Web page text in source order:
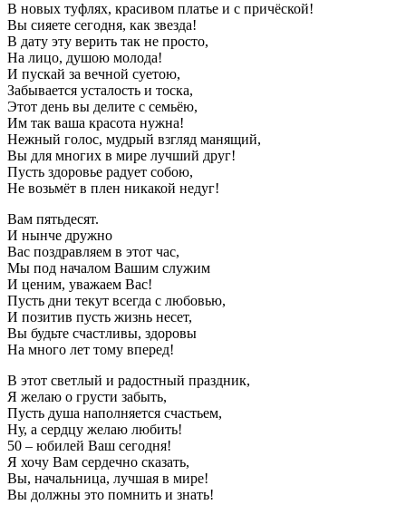
В новых туфлях, красивом платье и с причёской!
Вы сияете сегодня, как звезда!
В дату эту верить так не просто,
На лицо, душою молода!
И пускай за вечной суетою,
Забывается усталость и тоска,
Этот день вы делите с семьёю,
Им так ваша красота нужна!
Нежный голос, мудрый взгляд манящий,
Вы для многих в мире лучший друг!
Пусть здоровье радует собою,
Не возьмёт в плен никакой недуг!
Вам пятьдесят.
И нынче дружно
Вас поздравляем в этот час,
Мы под началом Вашим служим
И ценим, уважаем Вас!
Пусть дни текут всегда с любовью,
И позитив пусть жизнь несет,
Вы будьте счастливы, здоровы
На много лет тому вперед!
В этот светлый и радостный праздник,
Я желаю о грусти забыть,
Пусть душа наполняется счастьем,
Ну, а сердцу желаю любить!
50 – юбилей Ваш сегодня!
Я хочу Вам сердечно сказать,
Вы, начальница, лучшая в мире!
Вы должны это помнить и знать!